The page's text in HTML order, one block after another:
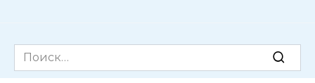
Search
for: